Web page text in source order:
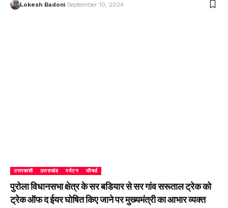
Lokesh Badoni September 10, 2024
उत्तरकाशी उत्तराखंड पर्यटन फीचर्ड
पुरोला विधानसभा क्षेत्र के सर बडियार से सर गांव सरूताल ट्रेक को
ट्रेक ऑफ द ईयर घोषित किए जाने पर मुख्यमंत्री का आभार व्यक्त